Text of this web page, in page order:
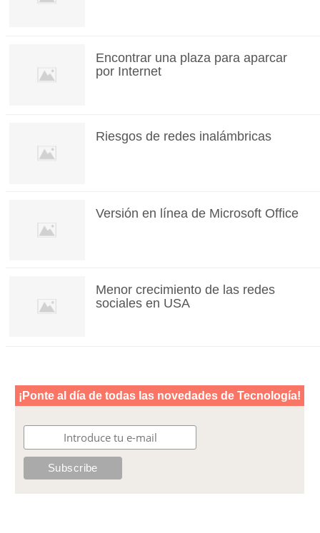
Encontrar una plaza para aparcar
por Internet
Riesgos de redes inalámbricas
Versión en línea de Microsoft Office
Menor crecimiento de las redes
sociales en USA